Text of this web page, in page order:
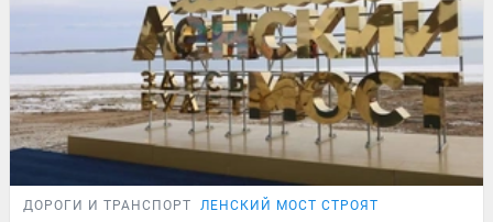
ДОРОГИ И ТРАНСПОРТ ЛЕНСКИЙ МОСТ СТРОЯТ